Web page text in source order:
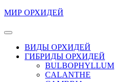
Перейти
содержимому
содержимому
МИР ОРХИДЕЙ
Кнопка
ОткрытьВИДЫ ОРХИДЕЙ
ГИБРИДЫ ОРХИДЕЙ
BULBOPHYLLUM
CALANTHE